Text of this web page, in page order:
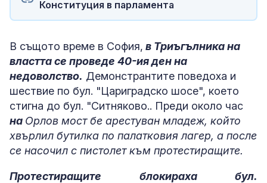
Конституция в парламента
В същото време в София, в Триъгълника на
властта се проведе 40-ия ден на
недоволство. Демонстрантите поведоха и
шествие по бул. "Цариградско шосе", което
стигна до бул. "Ситняково.. Преди около час
на Орлов мост бе арестуван младеж, който
хвърлил бутилка по палатковия лагер, а после
се насочил с пистолет към протестиращите.
Протестиращите блокираха бул.